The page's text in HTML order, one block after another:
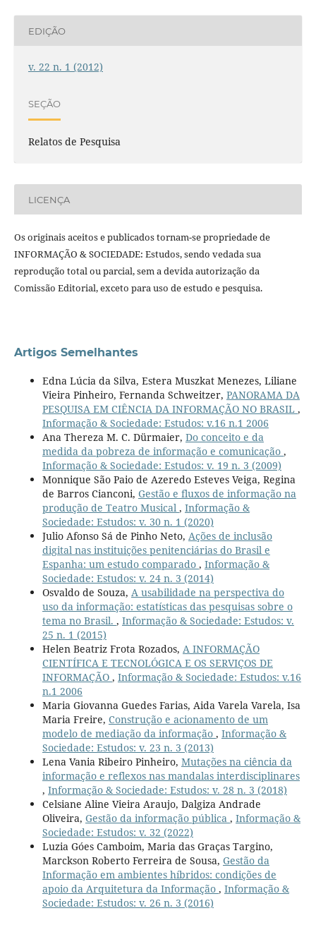
EDIÇÃO
v. 22 n. 1 (2012)
SEÇÃO
Relatos de Pesquisa
LICENÇA
Os originais aceitos e publicados tornam-se propriedade de
INFORMAÇÃO & SOCIEDADE: Estudos, sendo vedada sua
reprodução total ou parcial, sem a devida autorização da
Comissão Editorial, exceto para uso de estudo e pesquisa.
Artigos Semelhantes
Edna Lúcia da Silva, Estera Muszkat Menezes, Liliane
Vieira Pinheiro, Fernanda Schweitzer, PANORAMA DA
PESQUISA EM CIÊNCIA DA INFORMAÇÃO NO BRASIL ,
Informação & Sociedade: Estudos: v.16 n.1 2006
Ana Thereza M. C. Dürmaier, Do conceito e da
medida da pobreza de informação e comunicação ,
Informação & Sociedade: Estudos: v. 19 n. 3 (2009)
Monnique São Paio de Azeredo Esteves Veiga, Regina
de Barros Cianconi, Gestão e fluxos de informação na
produção de Teatro Musical , Informação &
Sociedade: Estudos: v. 30 n. 1 (2020)
Julio Afonso Sá de Pinho Neto, Ações de inclusão
digital nas instituições penitenciárias do Brasil e
Espanha: um estudo comparado , Informação &
Sociedade: Estudos: v. 24 n. 3 (2014)
Osvaldo de Souza, A usabilidade na perspectiva do
uso da informação: estatísticas das pesquisas sobre o
tema no Brasil. , Informação & Sociedade: Estudos: v.
25 n. 1 (2015)
Helen Beatriz Frota Rozados, A INFORMAÇÃO
CIENTÍFICA E TECNOLÓGICA E OS SERVIÇOS DE
INFORMAÇÃO , Informação & Sociedade: Estudos: v.16
n.1 2006
Maria Giovanna Guedes Farias, Aida Varela Varela, Isa
Maria Freire, Construção e acionamento de um
modelo de mediação da informação , Informação &
Sociedade: Estudos: v. 23 n. 3 (2013)
Lena Vania Ribeiro Pinheiro, Mutações na ciência da
informação e reflexos nas mandalas interdisciplinares
, Informação & Sociedade: Estudos: v. 28 n. 3 (2018)
Celsiane Aline Vieira Araujo, Dalgiza Andrade
Oliveira, Gestão da informação pública , Informação &
Sociedade: Estudos: v. 32 (2022)
Luzia Góes Camboim, Maria das Graças Targino,
Marckson Roberto Ferreira de Sousa, Gestão da
Informação em ambientes híbridos: condições de
apoio da Arquitetura da Informação , Informação &
Sociedade: Estudos: v. 26 n. 3 (2016)